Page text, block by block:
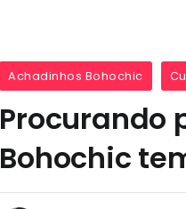
Achadinhos Bohochic
Procurando
Bohochic